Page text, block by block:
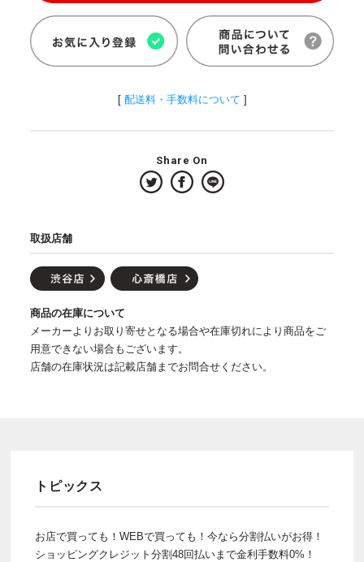
[ 配送料・手数料について ]
Share On
取扱店舗
商品の在庫について
メーカーよりお取り寄せとなる場合や在庫切れにより商品をご
用意できない場合もございます。
店舗の在庫状況は記載店舗までお問合せください。
トピックス
お店で買っても！WEBで買っても！今なら分割払いがお得！
ショッピングクレジット分割48回払いまで金利手数料0%！